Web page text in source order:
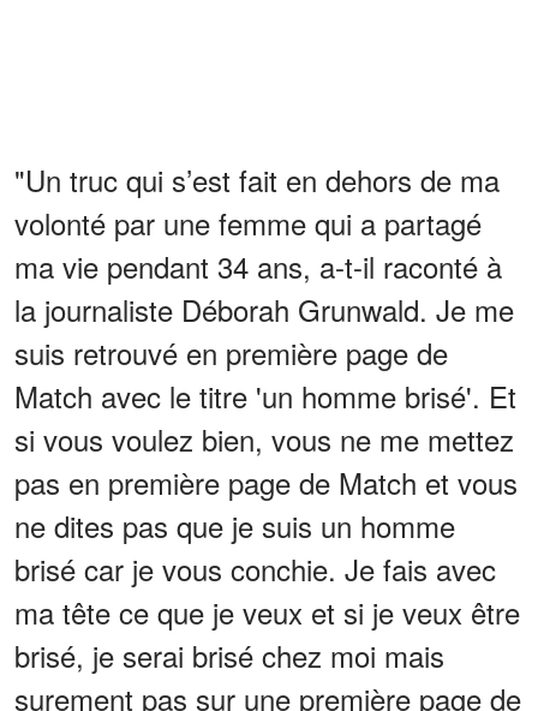
"Un truc qui s’est fait en dehors de ma
volonté par une femme qui a partagé
ma vie pendant 34 ans, a-t-il raconté à
la jour­na­liste Débo­rah Grun­wald. Je me
suis retrouvé en première page de
Match avec le titre 'un homme brisé'. Et
si vous voulez bien, vous ne me mettez
pas en première page de Match et vous
ne dites pas que je suis un homme
brisé car je vous conchie. Je fais avec
ma tête ce que je veux et si je veux être
brisé, je serai brisé chez moi mais
surement pas sur une première page de